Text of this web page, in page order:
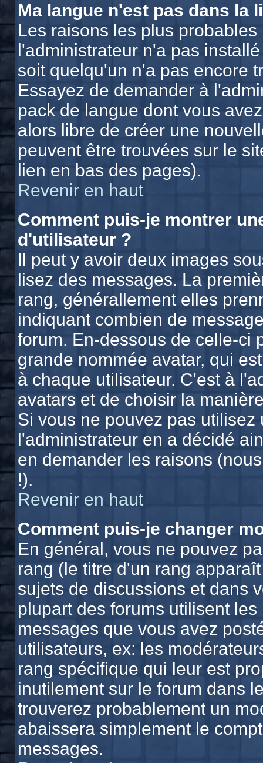
Ma langue n'est pas dans la
Les raisons les plus
l'administrateur n'a pas
soit quelqu'un n'a pas encore
Essayez de demander à
pack de langue dont vous
alors libre de créer une
peuvent être trouvées sur le
lien en bas des pages).
Revenir en haut
Comment puis-je montrer
d'utilisateur ?
Il peut y avoir deux images
lisez des messages. La
rang, générallement elles
indiquant combien de
forum. En-dessous de celle-ci
grande nommée avatar, qui
à chaque utilisateur. C'est à
avatars et de choisir la
Si vous ne pouvez pas
l'administrateur en a décidé
en demander les raisons
!).
Revenir en haut
Comment puis-je changer
En général, vous ne pouvez
rang (le titre d'un rang
sujets de discussions et dans
plupart des forums utilisent
messages que vous avez
utilisateurs, ex: les
rang spécifique qui leur est
inutilement sur le forum dans
trouverez probablement un
abaissera simplement le
messages.